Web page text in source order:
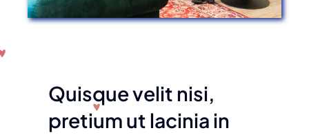
Quisque velit nisi,
pretium ut lacinia in